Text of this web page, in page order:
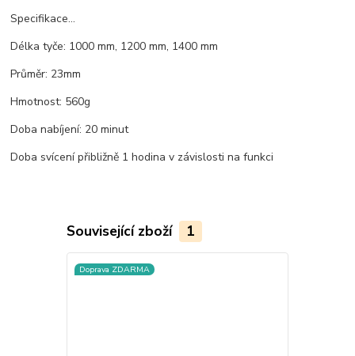
Specifikace...
Délka tyče: 1000 mm, 1200 mm, 1400 mm
Průměr: 23mm
Hmotnost: 560g
Doba nabíjení: 20 minut
Doba svícení přibližně 1 hodina v závislosti na funkci
Související zboží 1
Doprava ZDARMA